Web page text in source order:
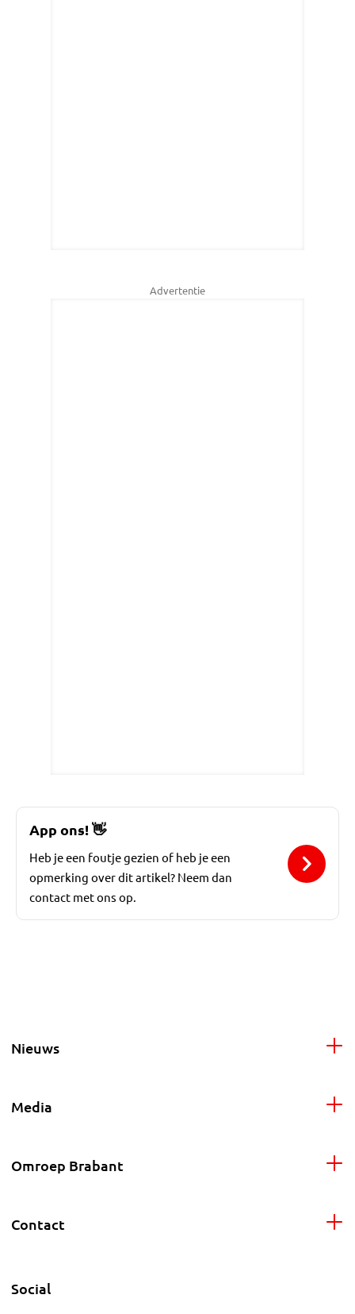
Advertentie
App ons!👋
Heb je een foutje gezien of heb je een
opmerking over dit artikel? Neem dan
contact met ons op.
Nieuws
Media
Omroep Brabant
Contact
Social